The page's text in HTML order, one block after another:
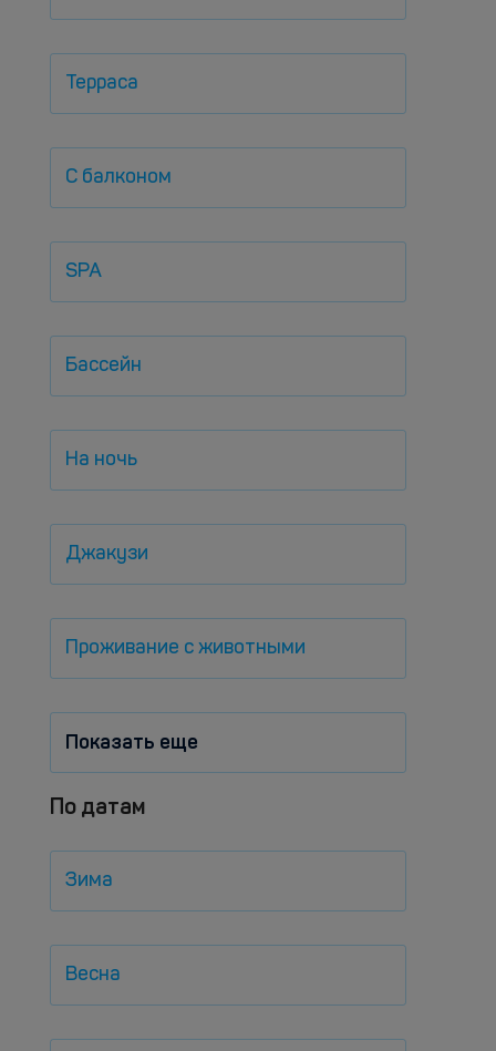
Терраса
С балконом
SPA
Бассейн
На ночь
Джакузи
Проживание с животными
Показать еще
По датам
Зима
Весна